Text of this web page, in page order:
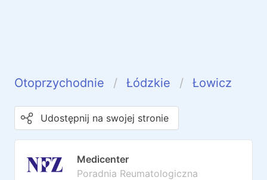
Otoprzychodnie Łódzkie Łowicz
Udostępnij na swojej stronie
Medicenter
Poradnia Reumatologiczna